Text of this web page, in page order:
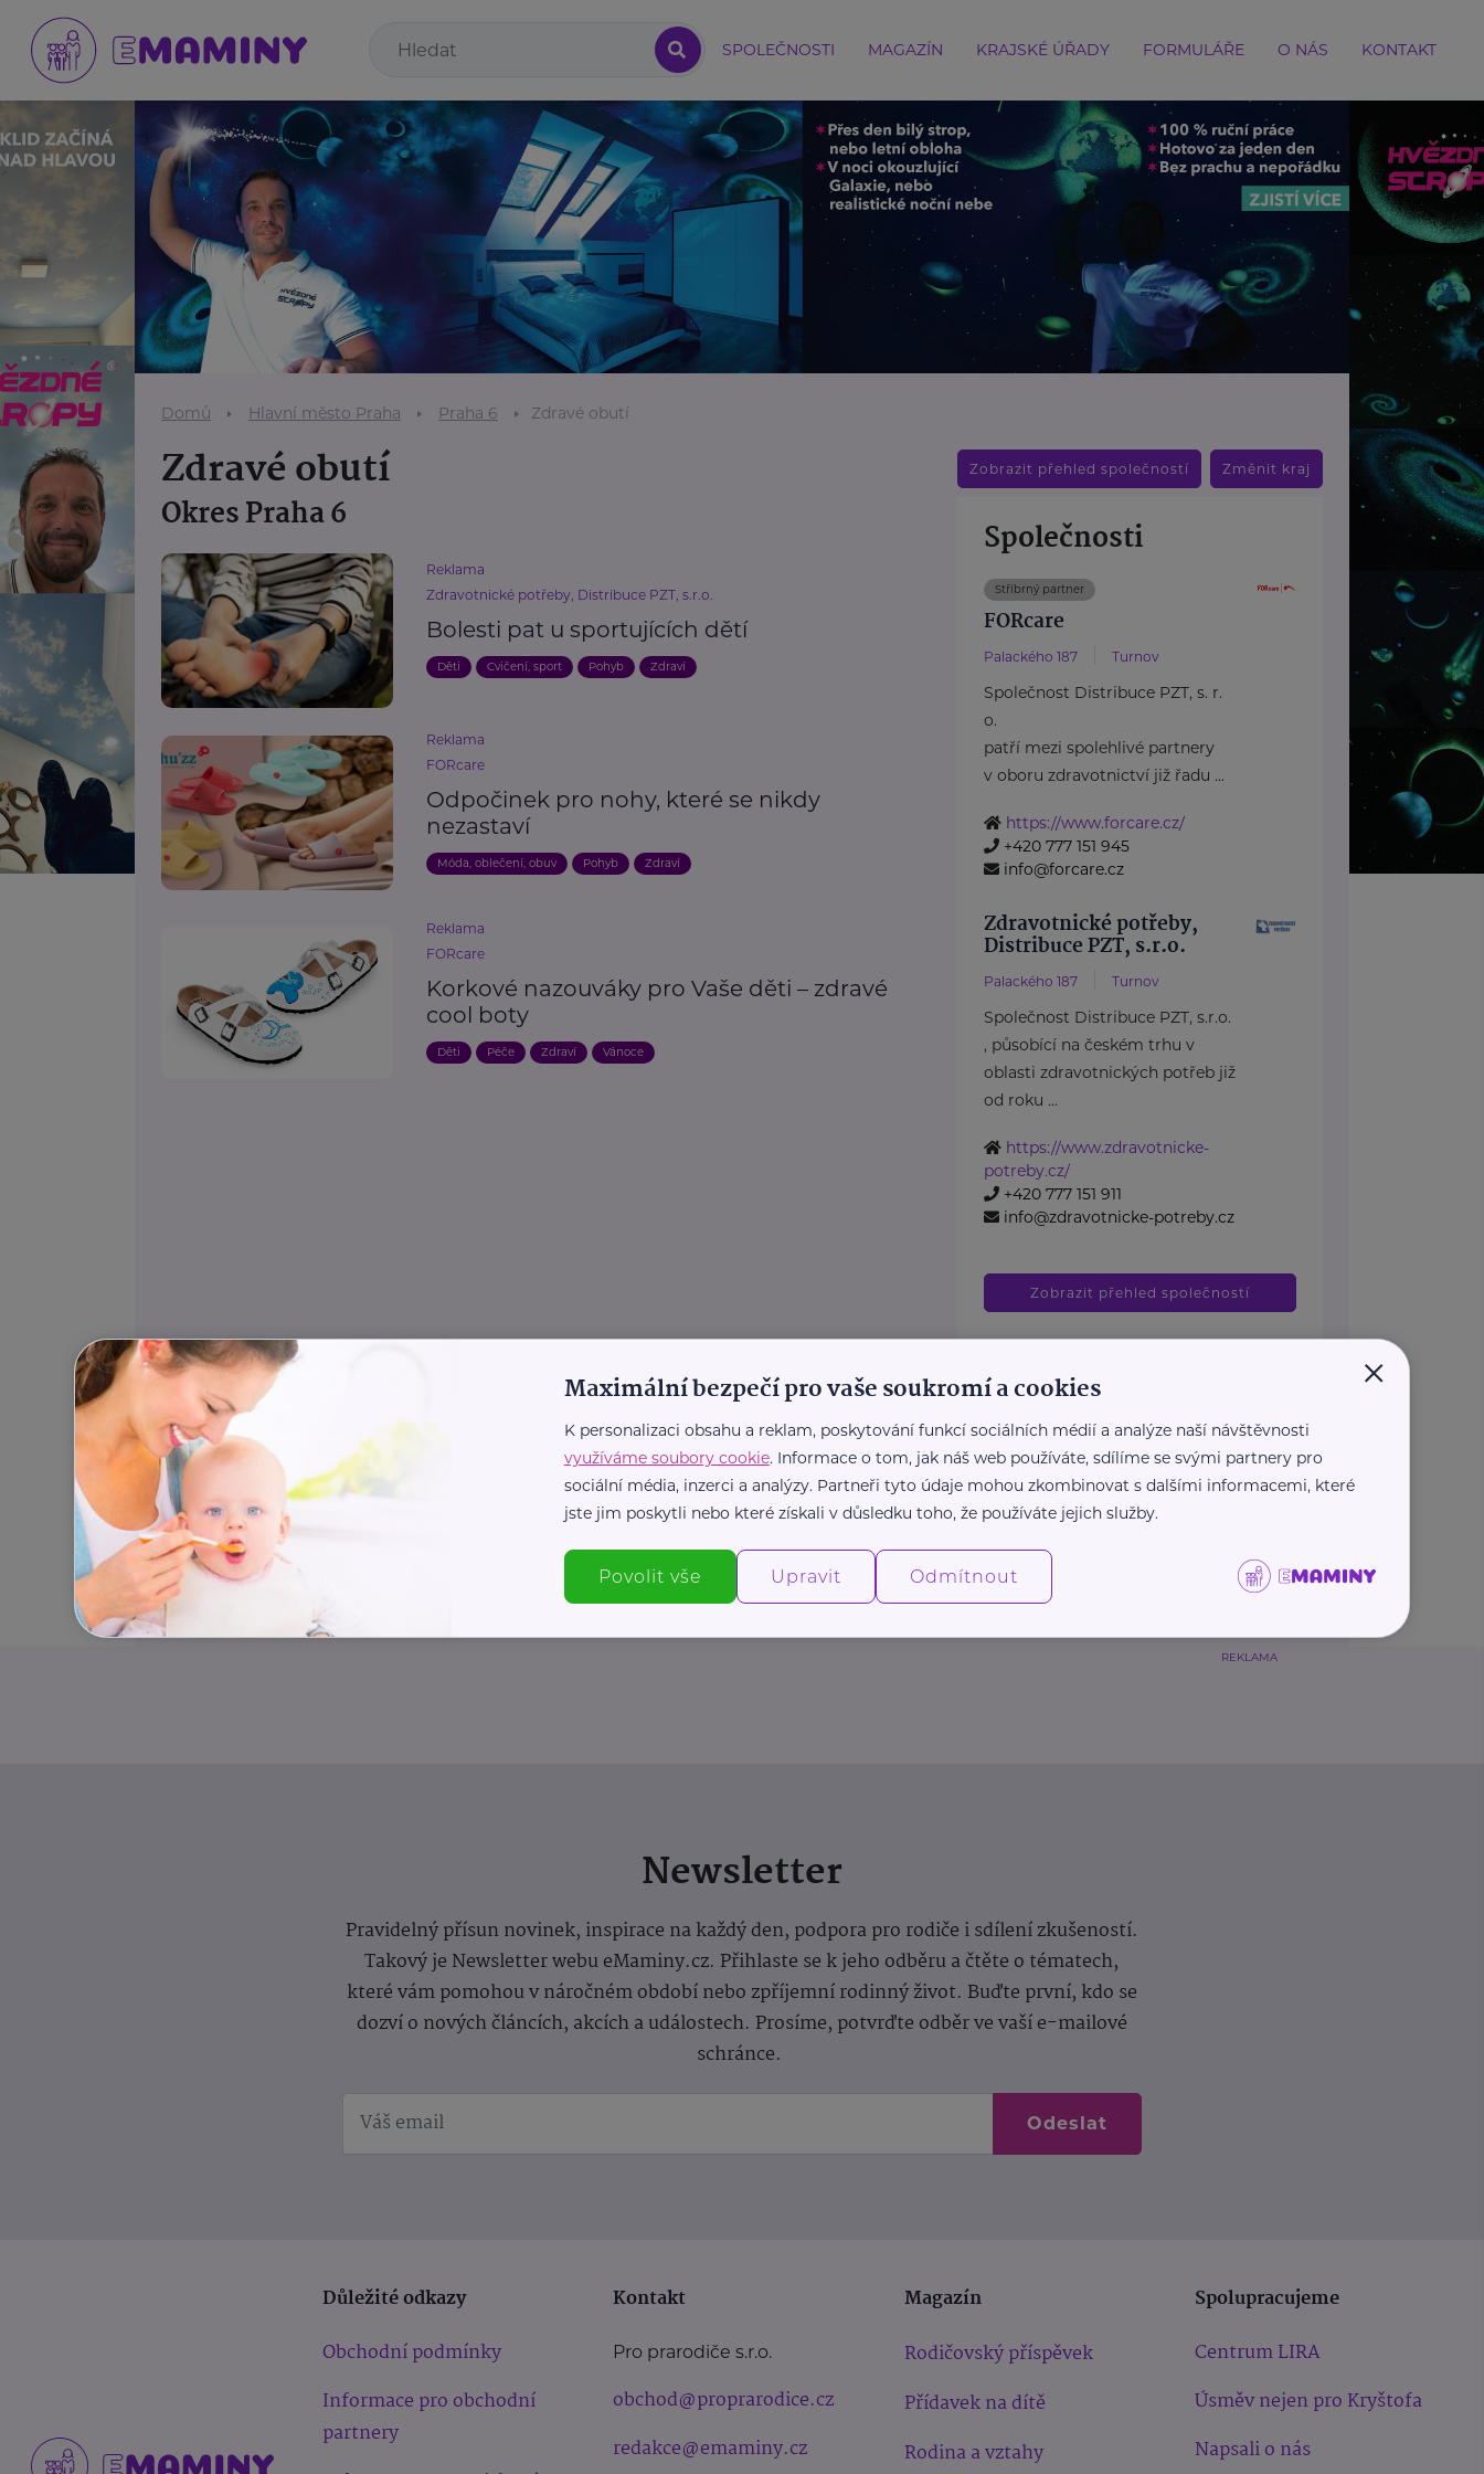
SPOLEČNOSTI MAGAZÍN KRAJSKÉ ÚŘADY FORMULÁŘE O NÁS KONTAKT
Domů Hlavní město Praha Praha 6 Zdravé obutí
Zdravé obutí
Okres Praha 6
Reklama
Zdravotnické potřeby, Distribuce PZT, s.r.o.
Bolesti pat u sportujících dětí
Děti Cvičení, sport Pohyb Zdraví
Reklama
FORcare
Odpočinek pro nohy, které se nikdy
nezastaví
Móda, oblečení, obuv Pohyb Zdraví
Reklama
FORcare
Korkové nazouváky pro Vaše děti – zdravé
cool boty
Děti Péče Zdraví Vánoce
Zobrazit přehled společností Změnit kraj
Společnosti
Stříbrný partner
FORcare
Palackého 187 Turnov
Společnost Distribuce PZT, s. r.
o.
patří mezi spolehlivé partnery
v oboru zdravotnictví již řadu ...
https://www.forcare.cz/
+420 777 151 945
info@forcare.cz
Zdravotnické potřeby,
Distribuce PZT, s.r.o.
Palackého 187 Turnov
Společnost Distribuce PZT, s.r.o.
, působící na českém trhu v
oblasti zdravotnických potřeb již
od roku ...
https://www.zdravotnicke-
potreby.cz/
+420 777 151 911
info@zdravotnicke-potreby.cz
Zobrazit přehled společností
REKLAMA
Newsletter
Pravidelný přísun novinek, inspirace na každý den, podpora pro rodiče i sdílení zkušeností.
Takový je Newsletter webu eMaminy.cz. Přihlaste se k jeho odběru a čtěte o tématech,
které vám pomohou v náročném období nebo zpříjemní rodinný život. Buďte první, kdo se
dozví o nových článcích, akcích a událostech. Prosíme, potvrďte odběr ve vaší e-mailové
schránce.
Odeslat
Důležité odkazy
Obchodní podmínky
Informace pro obchodní
partnery
Kontakt
Pro prarodiče s.r.o.
obchod@proprarodice.cz
redakce@emaminy.cz
Magazín
Rodičovský příspěvek
Přídavek na dítě
Rodina a vztahy
Spolupracujeme
Centrum LIRA
Úsměv nejen pro Kryštofa
Napsali o nás
×
Maximální bezpečí pro vaše soukromí a cookies
K personalizaci obsahu a reklam, poskytování funkcí sociálních médií a analýze naší návštěvnosti
využíváme soubory cookie. Informace o tom, jak náš web používáte, sdílíme se svými partnery pro
sociální média, inzerci a analýzy. Partneři tyto údaje mohou zkombinovat s dalšími informacemi, které
jste jim poskytli nebo které získali v důsledku toho, že používáte jejich služby.
Povolit vše Upravit Odmítnout